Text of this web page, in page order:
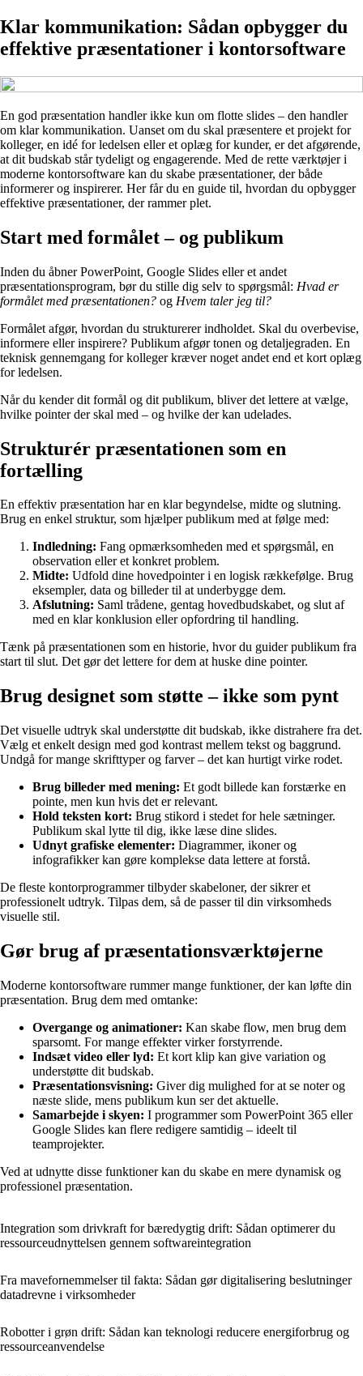
Klar kommunikation: Sådan opbygger du
effektive præsentationer i kontorsoftware
En god præsentation handler ikke kun om flotte slides – den handler
om klar kommunikation. Uanset om du skal præsentere et projekt for
kolleger, en idé for ledelsen eller et oplæg for kunder, er det afgørende,
at dit budskab står tydeligt og engagerende. Med de rette værktøjer i
moderne kontorsoftware kan du skabe præsentationer, der både
informerer og inspirerer. Her får du en guide til, hvordan du opbygger
effektive præsentationer, der rammer plet.
Start med formålet – og publikum
Inden du åbner PowerPoint, Google Slides eller et andet
præsentationsprogram, bør du stille dig selv to spørgsmål: Hvad er
formålet med præsentationen? og Hvem taler jeg til?
Formålet afgør, hvordan du strukturerer indholdet. Skal du overbevise,
informere eller inspirere? Publikum afgør tonen og detaljegraden. En
teknisk gennemgang for kolleger kræver noget andet end et kort oplæg
for ledelsen.
Når du kender dit formål og dit publikum, bliver det lettere at vælge,
hvilke pointer der skal med – og hvilke der kan udelades.
Strukturér præsentationen som en
fortælling
En effektiv præsentation har en klar begyndelse, midte og slutning.
Brug en enkel struktur, som hjælper publikum med at følge med:
Indledning: Fang opmærksomheden med et spørgsmål, en
observation eller et konkret problem.
Midte: Udfold dine hovedpointer i en logisk rækkefølge. Brug
eksempler, data og billeder til at underbygge dem.
Afslutning: Saml trådene, gentag hovedbudskabet, og slut af
med en klar konklusion eller opfordring til handling.
Tænk på præsentationen som en historie, hvor du guider publikum fra
start til slut. Det gør det lettere for dem at huske dine pointer.
Brug designet som støtte – ikke som pynt
Det visuelle udtryk skal understøtte dit budskab, ikke distrahere fra det.
Vælg et enkelt design med god kontrast mellem tekst og baggrund.
Undgå for mange skrifttyper og farver – det kan hurtigt virke rodet.
Brug billeder med mening: Et godt billede kan forstærke en
pointe, men kun hvis det er relevant.
Hold teksten kort: Brug stikord i stedet for hele sætninger.
Publikum skal lytte til dig, ikke læse dine slides.
Udnyt grafiske elementer: Diagrammer, ikoner og
infografikker kan gøre komplekse data lettere at forstå.
De fleste kontorprogrammer tilbyder skabeloner, der sikrer et
professionelt udtryk. Tilpas dem, så de passer til din virksomheds
visuelle stil.
Gør brug af præsentationsværktøjerne
Moderne kontorsoftware rummer mange funktioner, der kan løfte din
præsentation. Brug dem med omtanke:
Overgange og animationer: Kan skabe flow, men brug dem
sparsomt. For mange effekter virker forstyrrende.
Indsæt video eller lyd: Et kort klip kan give variation og
understøtte dit budskab.
Præsentationsvisning: Giver dig mulighed for at se noter og
næste slide, mens publikum kun ser det aktuelle.
Samarbejde i skyen: I programmer som PowerPoint 365 eller
Google Slides kan flere redigere samtidig – ideelt til
teamprojekter.
Ved at udnytte disse funktioner kan du skabe en mere dynamisk og
professionel præsentation.
Integration som drivkraft for bæredygtig drift: Sådan optimerer du
ressourceudnyttelsen gennem softwareintegration
Fra mavefornemmelser til fakta: Sådan gør digitalisering beslutninger
datadrevne i virksomheder
Robotter i grøn drift: Sådan kan teknologi reducere energiforbrug og
ressourceanvendelse